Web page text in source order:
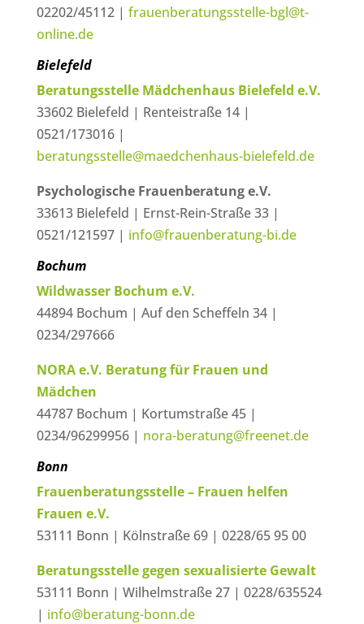
02202/45112 | frauenberatungsstelle-bgl@t-
online.de
Bielefeld
Beratungsstelle Mädchenhaus Bielefeld e.V.
33602 Bielefeld | Renteistraße 14 |
0521/173016 |
beratungsstelle@maedchenhaus-bielefeld.de
Psychologische Frauenberatung e.V.
33613 Bielefeld | Ernst-Rein-Straße 33 |
0521/121597 | info@frauenberatung-bi.de
Bochum
Wildwasser Bochum e.V.
44894 Bochum | Auf den Scheffeln 34 |
0234/297666
NORA e.V. Beratung für Frauen und
Mädchen
44787 Bochum | Kortumstraße 45 |
0234/96299956 | nora-beratung@freenet.de
Bonn
Frauenberatungsstelle – Frauen helfen
Frauen e.V.
53111 Bonn | Kölnstraße 69 | 0228/65 95 00
Beratungsstelle gegen sexualisierte Gewalt
53111 Bonn | Wilhelmstraße 27 | 0228/635524
| info@beratung-bonn.de